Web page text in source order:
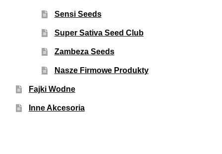
Sensi Seeds
Super Sativa Seed Club
Zambeza Seeds
Nasze Firmowe Produkty
Fajki Wodne
Inne Akcesoria